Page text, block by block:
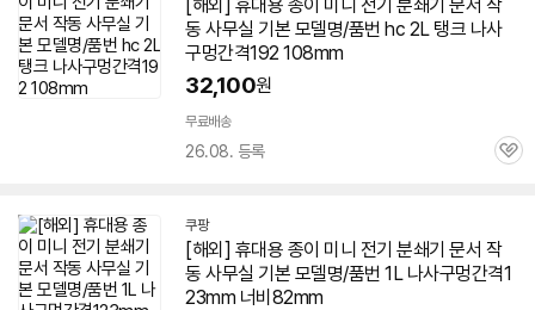
[해외] 휴대용 종이 미니 전기 분쇄기 문서 작
동 사무실 기본 모델명/품번 hc 2L 탱크 나사
구멍간격192 108mm
32,100원
무료배송
26.08. 등록
관
쿠팡
[해외] 휴대용 종이 미니 전기 분쇄기 문서 작
동 사무실 기본 모델명/품번 1L 나사구멍간격1
23mm 너비82mm